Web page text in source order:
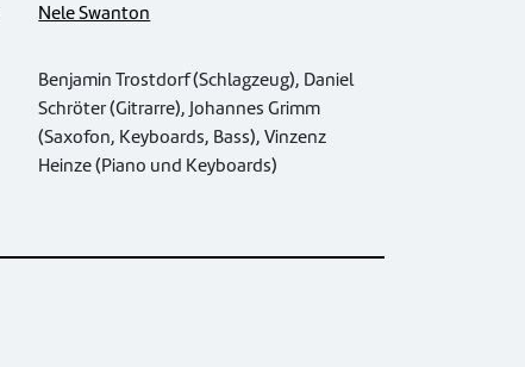
Nele Swanton
Benjamin Trostdorf (Schlagzeug), Daniel
Schröter (Gitrarre), Johannes Grimm
(Saxofon, Keyboards, Bass), Vinzenz
Heinze (Piano und Keyboards)